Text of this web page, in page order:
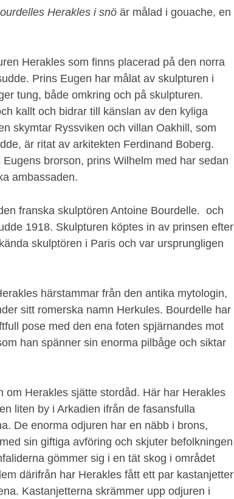
Herakles i snö är målad i gouache, en
Herakles som finns placerad på den norra
Prins Eugen har målat av skulpturen i
tung, både omkring och på skulpturen.
kallt och bidrar till känslan av den kyliga
skymtar Ryssviken och villan Oakhill, som
är ritat av arkitekten Ferdinand Boberg.
brorson, prins Wilhelm med har sedan
ambassaden.
franska skulptören Antoine Bourdelle. och
1918. Skulpturen köptes in av prinsen efter
skulptören i Paris och var ursprungligen
härstammar från den antika mytologin,
sitt romerska namn Herkules. Bourdelle har
pose med den ena foten spjärnandes mot
han spänner sin enorma pilbåge och siktar
om Herakles sjätte stordåd. Här har Herakles
liten by i Arkadien ifrån de fasansfulla
De enorma odjuren har en näbb i brons,
sin giftiga avföring och skjuter befolkningen
gömmer sig i en tät skog i området
därifrån har Herakles fått ett par kastanjetter
Kastanjetterna skrämmer upp odjuren i